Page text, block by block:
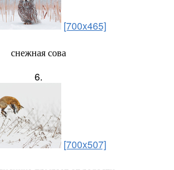
[700x465]
снежная сова
6.
[700x507]